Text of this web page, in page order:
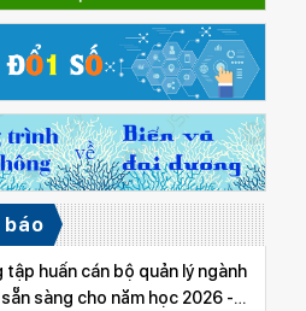
báo
tập huấn cán bộ quản lý ngành
sàng cho năm học 2026 -